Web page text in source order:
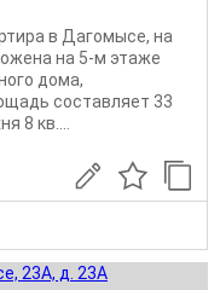
в Дагомысе, на
на 5-м этаже
дома,
составляет 33
8 кв....